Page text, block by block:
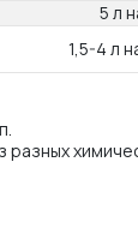
5 л
1,5-4 л
разных